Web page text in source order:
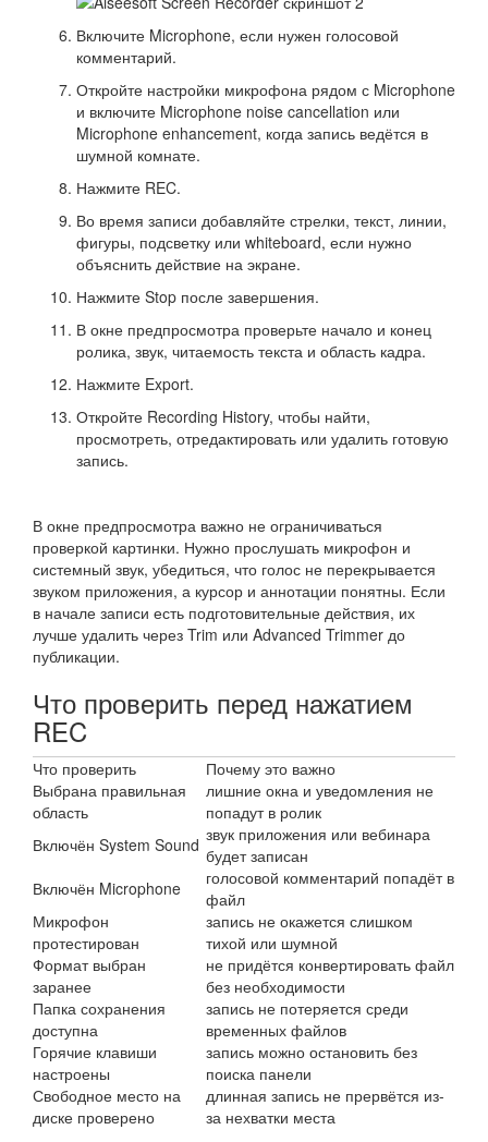
Включите Microphone, если нужен голосовой
комментарий.
Откройте настройки микрофона рядом с Microphone
и включите Microphone noise cancellation или
Microphone enhancement, когда запись ведётся в
шумной комнате.
Нажмите REC.
Во время записи добавляйте стрелки, текст, линии,
фигуры, подсветку или whiteboard, если нужно
объяснить действие на экране.
Нажмите Stop после завершения.
В окне предпросмотра проверьте начало и конец
ролика, звук, читаемость текста и область кадра.
Нажмите Export.
Откройте Recording History, чтобы найти,
просмотреть, отредактировать или удалить готовую
запись.
В окне предпросмотра важно не ограничиваться
проверкой картинки. Нужно прослушать микрофон и
системный звук, убедиться, что голос не перекрывается
звуком приложения, а курсор и аннотации понятны. Если
в начале записи есть подготовительные действия, их
лучше удалить через Trim или Advanced Trimmer до
публикации.
Что проверить перед нажатием
REC
Что проверить
Почему это важно
Выбрана правильная
область
лишние окна и уведомления не
попадут в ролик
Включён System Sound звук приложения или вебинара
будет записан
Включён Microphone
голосовой комментарий попадёт в
файл
Микрофон
протестирован
запись не окажется слишком
тихой или шумной
Формат выбран
заранее
не придётся конвертировать файл
без необходимости
Папка сохранения
доступна
запись не потеряется среди
временных файлов
Горячие клавиши
настроены
запись можно остановить без
поиска панели
Свободное место на
диске проверено
длинная запись не прервётся из-
за нехватки места